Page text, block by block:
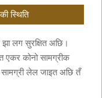
स्थिति
झा लग सुरक्षित अछि।
एकर कोनो सामग्रीक
लेल जाइत अछि तँ